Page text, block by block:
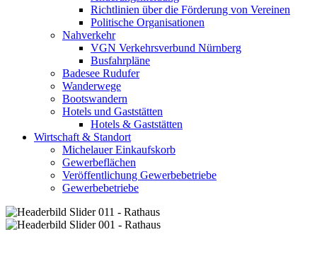
Richtlinien über die Förderung von Vereinen
Politische Organisationen
Nahverkehr
VGN Verkehrsverbund Nürnberg
Busfahrpläne
Badesee Rudufer
Wanderwege
Bootswandern
Hotels und Gaststätten
Hotels & Gaststätten
Wirtschaft & Standort
Michelauer Einkaufskorb
Gewerbeflächen
Veröffentlichung Gewerbebetriebe
Gewerbebetriebe